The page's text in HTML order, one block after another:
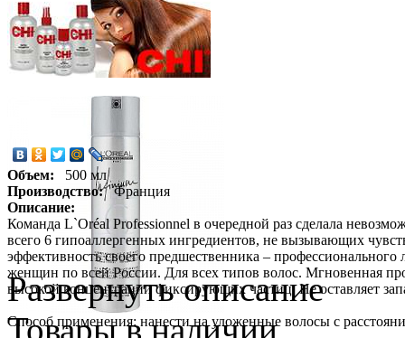
Объем:
500 мл
Производство:
Франция
Описание:
Команда L`Oréal Professionnel в очередной раз сделала
всего 6 гипоаллергенных ингредиентов, не вызывающих
эффективность своего предшественника –
женщин по всей России. Для всех типов волос. Мгновенная
высокой концентрации фиксирующих частиц. Не оставляет
Способ применения: нанести на уложенные волосы с
Развернуть описание
Товары в наличии